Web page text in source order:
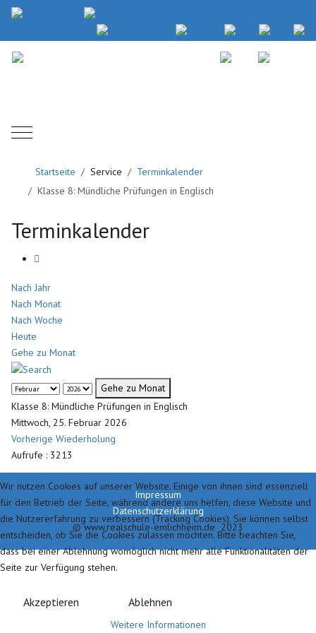
Mobile Menu Toggle
Startseite Service
Terminkalender
Klasse 8: Mündliche Prüfungen in Englisch
Terminkalender
Nach Jahr
Nach Monat
Nach Woche
Heute
Gehe zu Monat
Gehe zu Monat
Klasse 8: Mündliche Prüfungen in Englisch
Mittwoch, 25. Februar 2026
Vorherige Wiederholung
Aufrufe : 3213
Impressum
Datenschutzerklärung
© www.realschule-emlichheim.de 2023
Wir nutzen Cookies auf unserer Website. Einige von ihnen sind essenziell
für den Betrieb der Seite, während andere uns helfen, diese Website und
die Nutzererfahrung zu verbessern (Tracking Cookies). Sie können selbst
entscheiden, ob Sie die Cookies zulassen möchten. Bitte beachten Sie,
dass bei einer Ablehnung womöglich nicht mehr alle Funktionalitäten der
Seite zur Verfügung stehen.
Akzeptieren Ablehnen
Weitere Informationen